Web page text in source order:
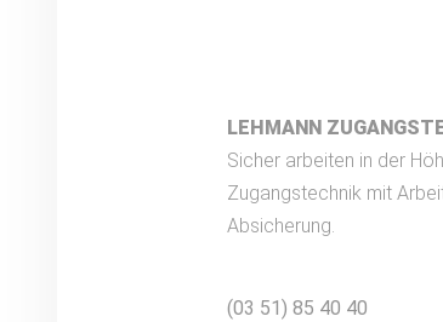
LEHMANN
Sicher arbeiten in der
Zugangstechnik mit
Absicherung.
(03 51) 85 40 40